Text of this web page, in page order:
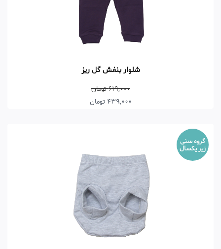
شلوار بنفش گل ریز
619,000 تومان
439,000 تومان
گروه سنی
زیر یکسال